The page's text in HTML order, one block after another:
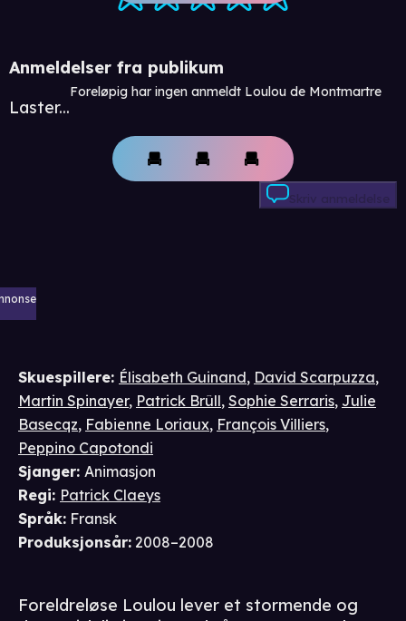
Anmeldelser fra publikum
Laster...
Foreløpig har ingen anmeldt Loulou de Montmartre
Skriv anmeldelse
Skuespillere: Élisabeth Guinand, David Scarpuzza,
Martin Spinayer, Patrick Brûll, Sophie Serraris, Julie
Basecqz, Fabienne Loriaux, François Villiers,
Peppino Capotondi
Sjanger: Animasjon
Regi: Patrick Claeys
Språk: Fransk
Produksjonsår: 2008–2008
Foreldreløse Loulou lever et stormende og